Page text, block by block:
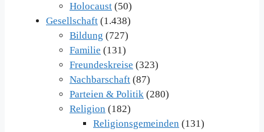
Holocaust (50)
Gesellschaft (1.438)
Bildung (727)
Familie (131)
Freundeskreise (323)
Nachbarschaft (87)
Parteien & Politik (280)
Religion (182)
Religionsgemeinden (131)